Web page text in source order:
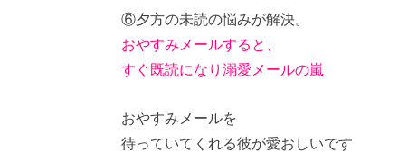
⑥夕方の未読の悩みが解決。
おやすみメールすると、
すぐ既読になり溺愛メールの嵐
おやすみメールを
待っていてくれる彼が愛おしいです